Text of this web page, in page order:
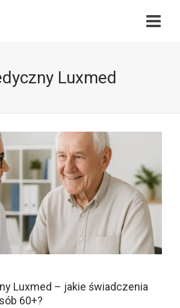
Luxmed
Luxmed – jakie świadczenia
60+?